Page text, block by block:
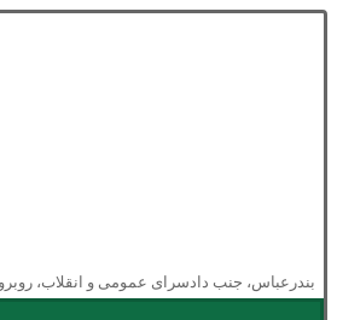
بندرعباس، جنب دادسرای عمومی و انقلاب،